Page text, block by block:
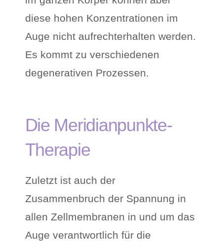
diese hohen Konzentrationen im
Auge nicht aufrechterhalten werden.
Es kommt zu verschiedenen
degenerativen Prozessen.
Die Meridianpunkte-
Therapie
Zuletzt ist auch der
Zusammenbruch der Spannung in
allen Zellmembranen in und um das
Auge verantwortlich für die